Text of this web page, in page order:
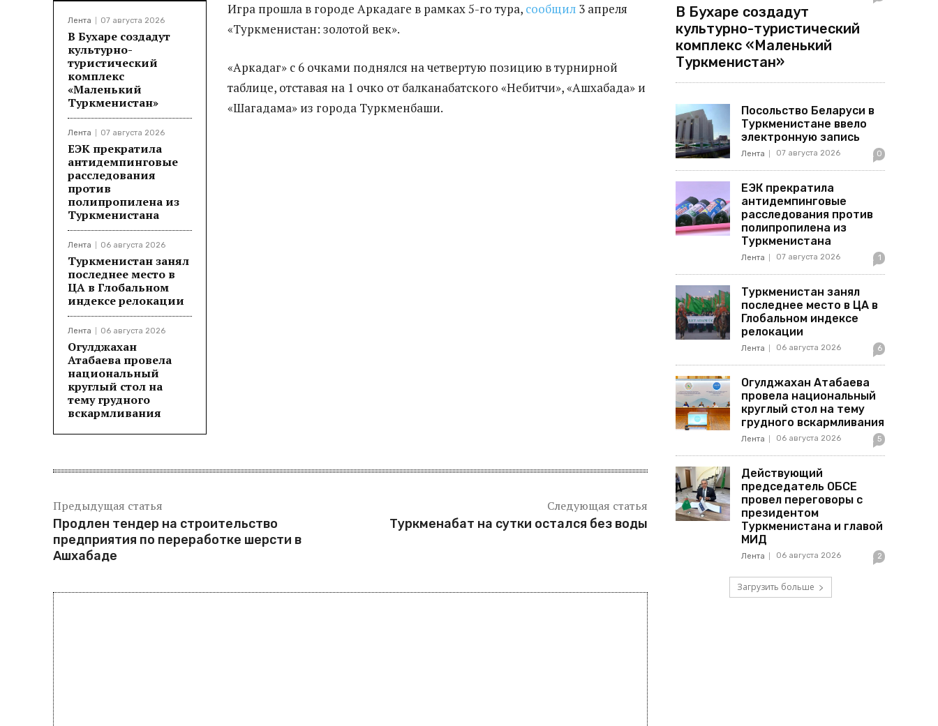
Лента 07 августа 2026
В Бухаре создадут
культурно-
туристический
комплекс
«Маленький
Туркменистан»
Лента 07 августа 2026
ЕЭК прекратила
антидемпинговые
расследования
против
полипропилена из
Туркменистана
Лента 06 августа 2026
Туркменистан занял
последнее место в
ЦА в Глобальном
индексе релокации
Лента 06 августа 2026
Огулджахан
Атабаева провела
национальный
круглый стол на
тему грудного
вскармливания
Игра прошла в городе Аркадаге в рамках 5-го тура, сообщил 3 апреля
«Туркменистан: золотой век».
«Аркадаг» с 6 очками поднялся на четвертую позицию в турнирной
таблице, отставая на 1 очко от балканабатского «Небитчи», «Ашхабада» и
«Шагадама» из города Туркменбаши.
Предыдущая статья
Продлен тендер на строительство
предприятия по переработке шерсти в
Ашхабаде
Следующая статья
Туркменабат на сутки остался без воды
В Бухаре создадут
культурно-туристический
комплекс «Маленький
Туркменистан»
Посольство Беларуси в
Туркменистане ввело
электронную запись
Лента 07 августа 2026 0
ЕЭК прекратила
антидемпинговые
расследования против
полипропилена из
Туркменистана
Лента 07 августа 2026 1
Туркменистан занял
последнее место в ЦА в
Глобальном индексе
релокации
Лента 06 августа 2026 6
Огулджахан Атабаева
провела национальный
круглый стол на тему
грудного вскармливания
Лента 06 августа 2026 5
Действующий
председатель ОБСЕ
провел переговоры с
президентом
Туркменистана и главой
МИД
Лента 06 августа 2026 2
Загрузить больше